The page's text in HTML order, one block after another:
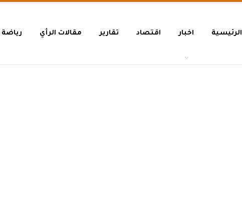
الرئيسية اخبار اقتصاد تقارير مقالات الرأي رياضة